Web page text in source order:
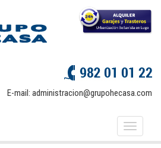
E-mail: administracion@grupohecasa.com